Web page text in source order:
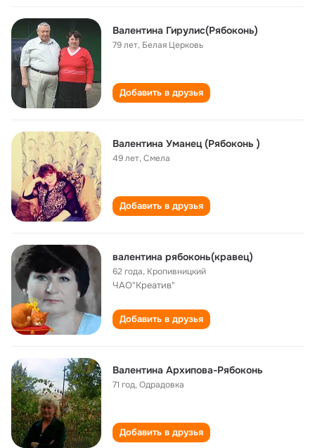
Валентина Гирулис(Рябоконь)
79 лет, Белая Церковь
Добавить в друзья
Валентина Уманец (Рябоконь )
49 лет,Смела
Добавить в друзья
валентина рябоконь(кравец)
62 года, Кропивницкий
ЧАО"Креатив"
Добавить в друзья
Валентина Архипова-Рябоконь
71 год,Одрадовка
Добавить в друзья